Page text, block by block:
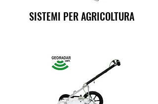
SISTEMI PER AGRICOLTURA